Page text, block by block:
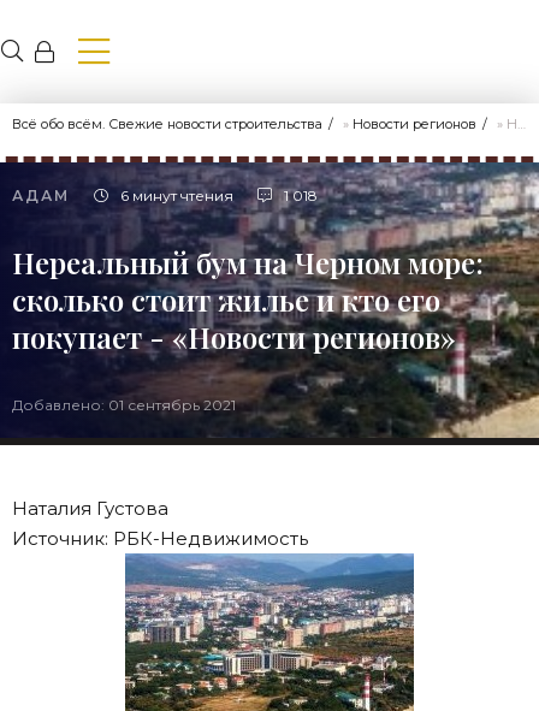
Всё обо всём. Свежие новости строительства » Новости регионов » Нереальный бум на Черном море: сколько стоит жилье и кто его покупает - «Новости регионов»
АДАМ 6 минут чтения 1 018
Нереальный бум на Черном море:
сколько стоит жилье и кто его
покупает - «Новости регионов»
Добавлено: 01 сентябрь 2021
Наталия Густова
Источник: РБК-Недвижимость